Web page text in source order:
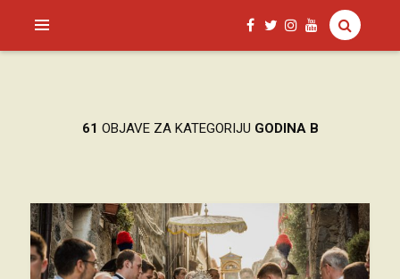
SAGUD.XYZ
61 OBJAVE ZA KATEGORIJU GODINA B